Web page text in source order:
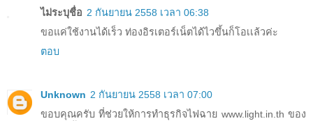
ไม่ระบุชื่อ 2 กันยายน 2558 เวลา 06:38
ขอแค่ใช้งานได้เร็ว ท่องอิรเตอร์เน็ตได้ไวขึ้นก็โอเเล้วค่ะ
ตอบ
Unknown 2 กันยายน 2558 เวลา 07:00
ขอบคุณครับ ที่ช่วยให้การทำธุรกิจไฟฉาย www.light.in.th ของ